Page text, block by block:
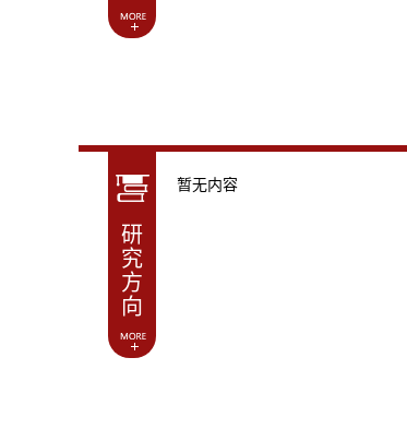
研
究
方
向
暂无内容